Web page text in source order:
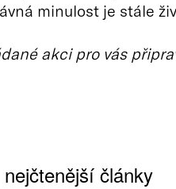
minulost je stále
akci pro vás
nejčtenější články